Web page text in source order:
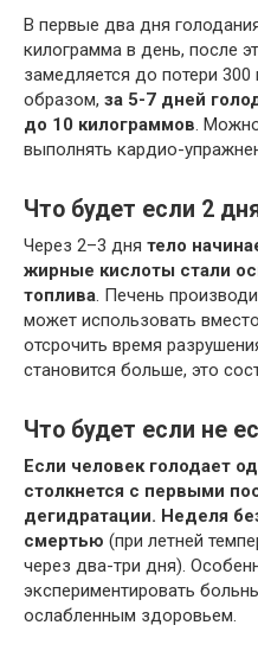
В первые два дня
килограмма в день, после
замедляется до потери 300
образом, за 5-7 дней
до 10 килограммов.
выполнять кардио-
Что будет если 2
Через 2–3 дня тело
жирные кислоты стали
топлива. Печень
может использовать
отсрочить время
становится больше, это
Что будет если не
Если человек голодает
столкнется с первыми
дегидратации. Неделя
смертью (при летней
через два-три дня).
экспериментировать
ослабленным здоровьем.